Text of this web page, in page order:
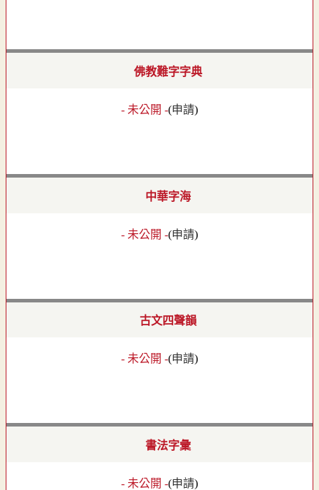
佛教難字字典
- 未公開 -(申請)
中華字海
- 未公開 -(申請)
古文四聲韻
- 未公開 -(申請)
書法字彙
- 未公開 -(申請)